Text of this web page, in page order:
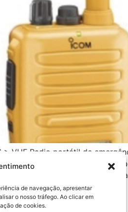
de navegação, apresentar
o nosso tráfego. Ao clicar em
de cookies.
> VHF Radio portátil de
Foi concebido para
e funcionar em condições
[…]